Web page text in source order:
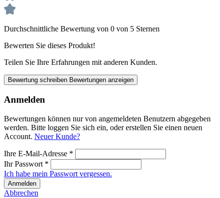
Durchschnittliche Bewertung von 0 von 5 Sternen
Bewerten Sie dieses Produkt!
Teilen Sie Ihre Erfahrungen mit anderen Kunden.
Bewertung schreiben Bewertungen anzeigen
Anmelden
Bewertungen können nur von angemeldeten Benutzern abgegeben
werden. Bitte loggen Sie sich ein, oder erstellen Sie einen neuen
Account. Neuer Kunde?
Ihre E-Mail-Adresse *
Ihr Passwort *
Ich habe mein Passwort vergessen.
Anmelden
Abbrechen